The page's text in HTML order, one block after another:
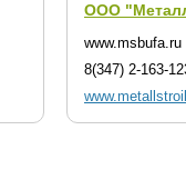
ООО
www.msbufa.ru
8(347) 2-163-